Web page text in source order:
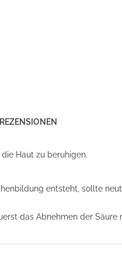
REZENSIONEN
Haut zu beruhigen.
entsteht, sollte
das Abnehmen der Säure